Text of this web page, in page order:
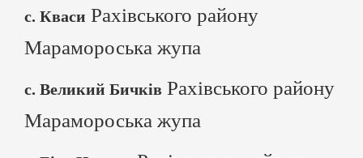
с. Кваси Рахівського району
Марамороська жупа
с. Великий Бичків Рахівського району
Марамороська жупа